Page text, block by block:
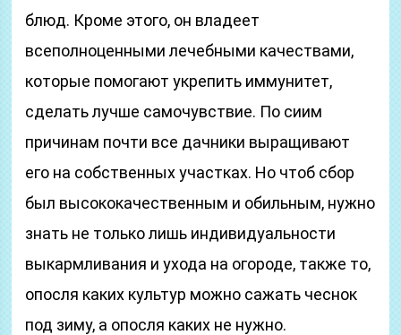
блюд. Кроме этого, он владеет
всеполноценными лечебными качествами,
которые помогают укрепить иммунитет,
сделать лучше самочувствие. По сиим
причинам почти все дачники выращивают
его на собственных участках. Но чтоб сбор
был высококачественным и обильным, нужно
знать не только лишь индивидуальности
выкармливания и ухода на огороде, также то,
опосля каких культур можно сажать чеснок
под зиму, а опосля каких не нужно.